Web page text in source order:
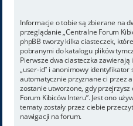
Informacje o tobie są zbierane na
przeglądanie „Centralne Forum
phpBB tworzy kilka ciasteczek,
pobranymi do katalogu plików
Pierwsze dwa ciasteczka
„user-id” i anonimowy identyfikator
automatycznie przyznane ci przez
zostanie utworzone, gdy
Forum Kibiców Interu”. Jest ono
tematy zostały przez ciebie
nawigacji na forum.